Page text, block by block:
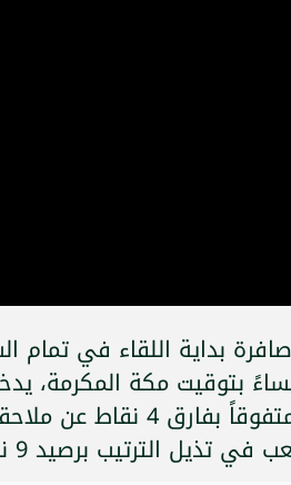
نقطة، متفوقاً
تذيل الترتيب برصيد 9 نقاط.